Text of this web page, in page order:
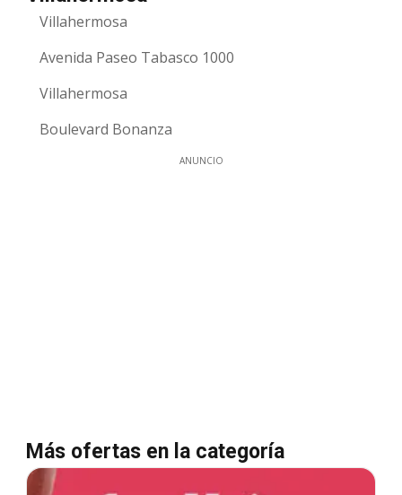
Villahermosa
Avenida Paseo Tabasco 1000
Villahermosa
Boulevard Bonanza
ANUNCIO
Más ofertas en la categoría